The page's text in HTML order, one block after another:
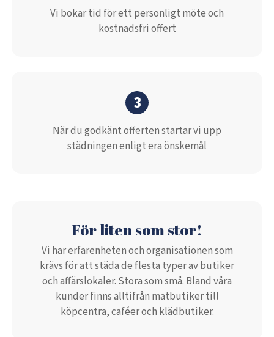
Vi bokar tid för ett personligt möte och
kostnadsfri offert
3
När du godkänt offerten startar vi upp
städningen enligt era önskemål
För liten som stor!
Vi har erfarenheten och organisationen som
krävs för att städa de flesta typer av butiker
och affärslokaler. Stora som små. Bland våra
kunder finns alltifrån matbutiker till
köpcentra, caféer och klädbutiker.